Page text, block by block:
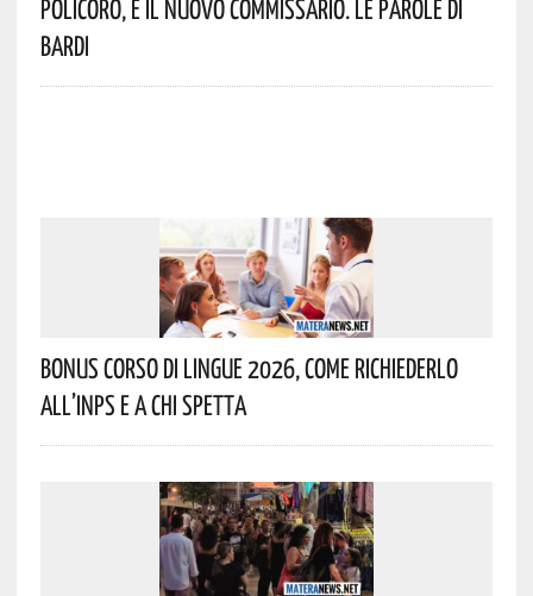
Policoro, È Il Nuovo Commissario. Le Parole Di
Bardi
Bonus Corso Di Lingue 2026, Come Richiederlo
All’INPS E A Chi Spetta